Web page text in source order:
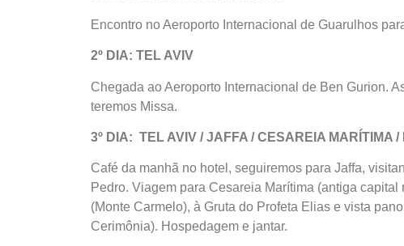
Encontro no Aeroporto Internacional de Guarulhos
2º DIA: TEL AVIV
Chegada ao Aeroporto Internacional de Ben Gurion.
teremos Missa.
3º DIA: TEL AVIV / JAFFA / CESAREIA MARÍTIMA
Café da manhã no hotel, seguiremos para Jaffa,
Pedro. Viagem para Cesareia Marítima (antiga
(Monte Carmelo), à Gruta do Profeta Elias e vista
Cerimônia). Hospedagem e jantar.